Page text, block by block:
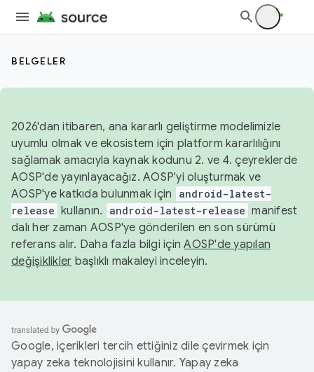
BELGELER
2026'dan itibaren, ana kararlı geliştirme modelimizle
uyumlu olmak ve ekosistem için platform kararlılığını
sağlamak amacıyla kaynak kodunu 2. ve 4. çeyreklerde
AOSP'de yayınlayacağız. AOSP'yi oluşturmak ve
AOSP'ye katkıda bulunmak için
android-latest-
release kullanın. android-latest-release manifest
dalı her zaman AOSP'ye gönderilen en son sürümü
referans alır. Daha fazla bilgi içinAOSP'de yapılan
değişiklikler başlıklı makaleyi inceleyin.
Google, içerikleri tercih ettiğiniz dile çevirmek için
yapay zeka teknolojisini kullanır. Yapay zeka